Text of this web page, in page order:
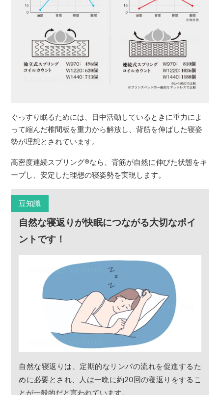
ぐっすり眠るためには、日中活動しているときに重力によ
って縮んだ椎間板を重力から解放し、背筋を伸ばした寝姿
勢が理想とされています。
高密度連続スプリング®なら、背筋が自然に伸びた状態をキ
ープし、安定した理想の寝姿勢を実現します。
豆知識
自然な寝返りが快眠につながる大切なポイ
ントです！
自然な寝返りは、定期的なリンパの流れを促進するた
めに必要とされ、人は一晩に約20回の寝返りをするこ
とが一般的だと言われています。